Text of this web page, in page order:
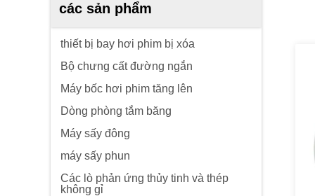
các sản phẩm
thiết bị bay hơi phim bị xóa
Bộ chưng cất đường ngắn
Máy bốc hơi phim tăng lên
Dòng phòng tắm băng
Máy sấy đông
máy sấy phun
Các lò phản ứng thủy tinh và thép
không gỉ